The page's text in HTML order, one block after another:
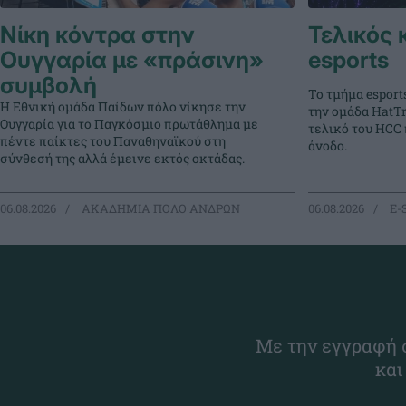
Νίκη κόντρα στην
Ουγγαρία με «πράσινη»
συμβολή
Η Εθνική ομάδα Παίδων πόλο νίκησε την
Ουγγαρία για το Παγκόσμιο πρωτάθλημα με
πέντε παίκτες του Παναθηναϊκού στη
σύνθεσή της αλλά έμεινε εκτός οκτάδας.
06.08.2026 ΑΚΑΔΗΜΙΑ ΠΟΛΟ ΑΝΔΡΩΝ
Τελικός
esports
Το τμήμα
την ομάδα
τελικό του
άνοδο.
06.08.2026 E-
Με την εγγραφή